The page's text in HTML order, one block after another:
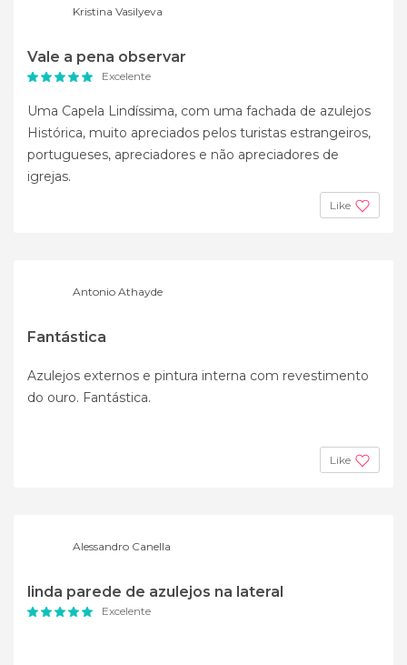
Kristina Vasilyeva
Vale a pena observar
Excelente
Uma Capela Lindíssima, com uma fachada de azulejos
Histórica, muito apreciados pelos turistas estrangeiros,
portugueses, apreciadores e não apreciadores de
igrejas.
Like
Antonio Athayde
Fantástica
Azulejos externos e pintura interna com revestimento
do ouro. Fantástica.
Like
Alessandro Canella
linda parede de azulejos na lateral
Excelente